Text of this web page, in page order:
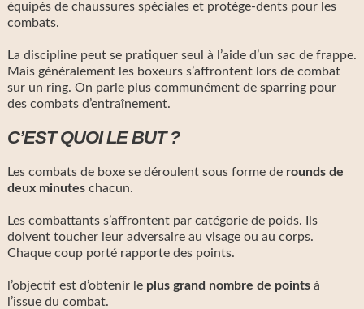
équipés de chaussures spéciales et protège-dents pour les
combats.
La discipline peut se pratiquer seul à l’aide d’un sac de frappe.
Mais généralement les boxeurs s’affrontent lors de combat
sur un ring. On parle plus communément de sparring pour
des combats d’entraînement.
C’EST QUOI LE BUT ?
Les combats de boxe se déroulent sous forme de rounds de
deux minuteschacun.
Les combattants s’affrontent par catégorie de poids. Ils
doivent toucher leur adversaire au visage ou au corps.
Chaque coup porté rapporte des points.
l’objectif est d’obtenir le plus grand nombre de pointsà
l’issue du combat.